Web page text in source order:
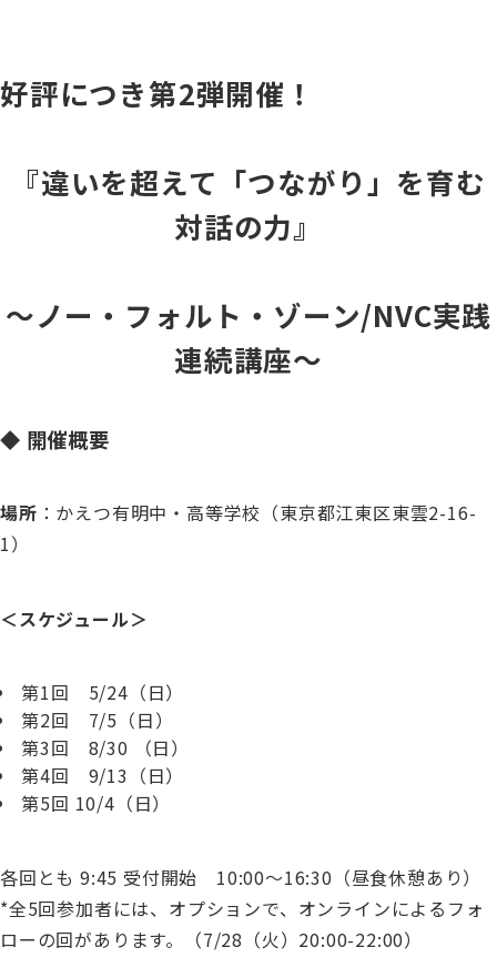
好評につき第2弾開催！
『違いを超えて「つながり」を育む
対話の力』
〜ノー・フォルト・ゾーン/NVC実践
連続講座〜
◆ 開催概要
場所 ：かえつ有明中・高等学校（東京都江東区東雲2-16-
1）
＜スケジュール＞
第1回 5/24（日）
第2回 7/5（日）
第3回 8/30 （日）
第4回 9/13（日）
第5回 10/4（日）
各回とも 9:45 受付開始 10:00～16:30（昼食休憩あり）
*全5回参加者には、オプションで、オンラインによるフォ
ローの回があります。（7/28（火）20:00-22:00）